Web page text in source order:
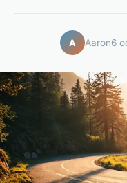
A Aaron6